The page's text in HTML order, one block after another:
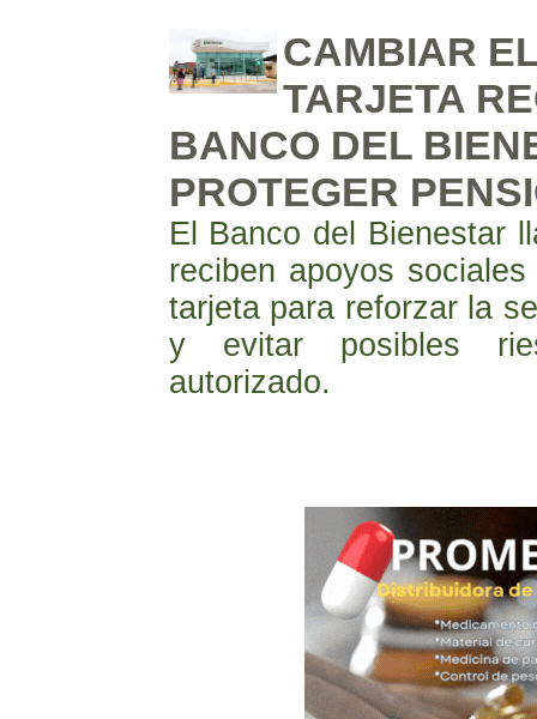
CAMBIAR
TARJETA
BANCO DEL
PROTEGER
El Banco del Bienestar
reciben apoyos
tarjeta para reforzar la
y evitar posibles
autorizado.